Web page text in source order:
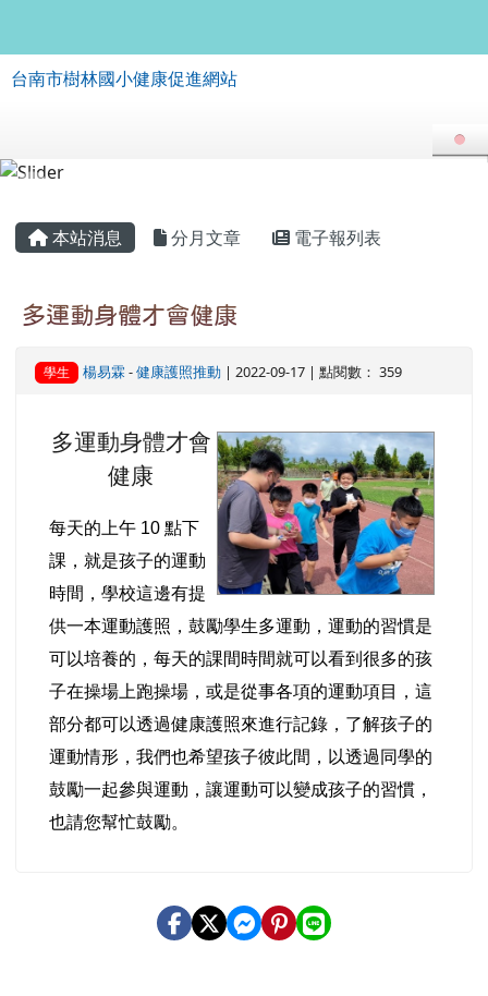
台南市樹林國小健康促進網站
本站消息 分月文章 電子報列表
多運動身體才會健康
學生 楊易霖-健康護照推動| 2022-09-17 | 點閱數： 359
image
多運動身體才會
健康
每天的上午 10 點下
課，就是孩子的運動
時間，學校這邊有提
供一本運動護照，鼓勵學生多運動，運動的習慣是
可以培養的，每天的課間時間就可以看到很多的孩
子在操場上跑操場，或是從事各項的運動項目，這
部分都可以透過健康護照來進行記錄，了解孩子的
運動情形，我們也希望孩子彼此間，以透過同學的
鼓勵一起參與運動，讓運動可以變成孩子的習慣，
也請您幫忙鼓勵。